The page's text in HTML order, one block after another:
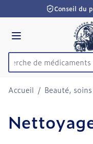
Aller au contenu
1 de 1
Conseil du
Menu
Rechercher
Recherche de
Accueil / Beauté,